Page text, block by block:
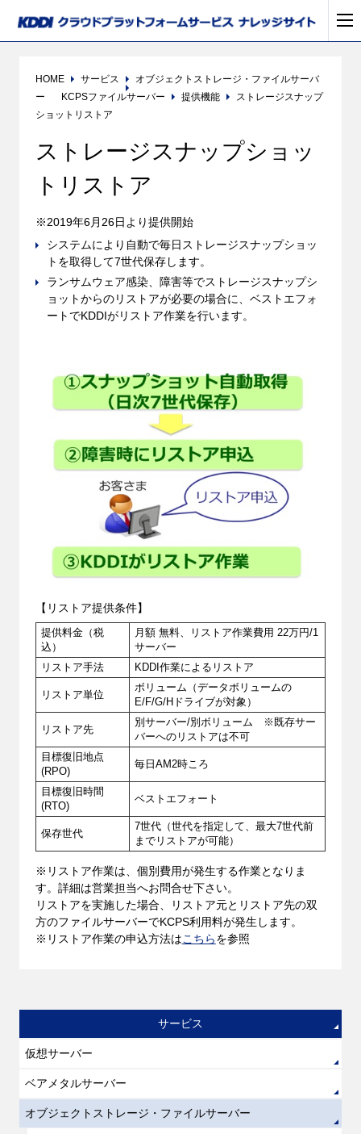
HOME サービス
オブジェクトストレージ・ファイルサーバ
ー
KCPSファイルサーバー 提供機能
ストレージスナップ
ショットリストア
ストレージスナップショッ
トリストア
※2019年6月26日より提供開始
システムにより自動で毎日ストレージスナップショッ
トを取得して7世代保存します。
ランサムウェア感染、障害等でストレージスナップシ
ョットからのリストアが必要の場合に、ベストエフォ
ートでKDDIがリストア作業を行います。
【リストア提供条件】
提供料金（税
込）
月額 無料、リストア作業費用 22万円/1
サーバー
リストア手法
KDDI作業によるリストア
リストア単位
ボリューム（データボリュームの
E/F/G/Hドライブが対象）
リストア先
別サーバー/別ボリューム ※既存サー
バーへのリストアは不可
目標復旧地点
(RPO)
毎日AM2時ころ
目標復旧時間
(RTO)
ベストエフォート
保存世代
7世代（世代を指定して、最大7世代前
までリストアが可能）
※リストア作業は、個別費用が発生する作業となりま
す。詳細は営業担当へお問合せ下さい。
リストアを実施した場合、リストア元とリストア先の双
方のファイルサーバーでKCPS利用料が発生します。
※リストア作業の申込方法はこちらを参照
サービス
仮想サーバー
ベアメタルサーバー
オブジェクトストレージ・ファイルサーバー